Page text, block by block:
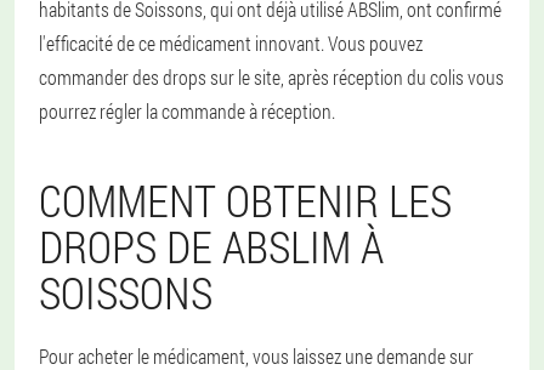
habitants de Soissons, qui ont déjà utilisé ABSlim, ont confirmé
l'efficacité de ce médicament innovant. Vous pouvez
commander des drops sur le site, après réception du colis vous
pourrez régler la commande à réception.
COMMENT OBTENIR LES
DROPS DE ABSLIM À
SOISSONS
Pour acheter le médicament, vous laissez une demande sur